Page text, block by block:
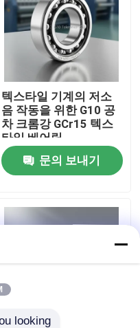
텍스타일 기계의 저소
음 작동을 위한 G10 공
차 크롬강 GCr15 텍스
타일 베어링
문의 보내기
looking